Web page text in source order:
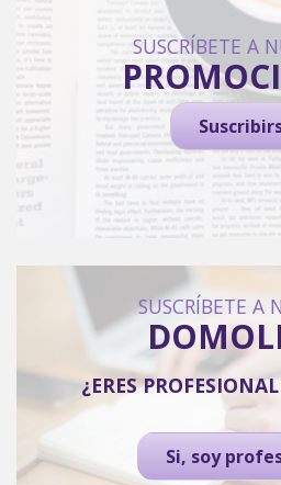
SUSCRÍBETE A
SUSCRÍBETE A
¿ERES
Si, soy